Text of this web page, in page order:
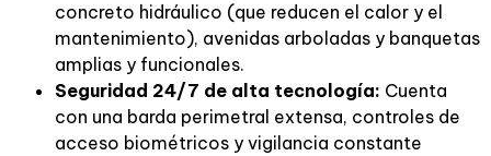
concreto hidráulico (que reducen el calor y el
mantenimiento), avenidas arboladas y banquetas
amplias y funcionales.
Seguridad 24/7 de alta tecnología: Cuenta
con una barda perimetral extensa, controles de
acceso biométricos y vigilancia constante